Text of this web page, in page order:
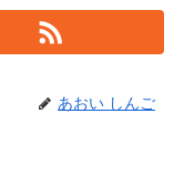
あおい しんご